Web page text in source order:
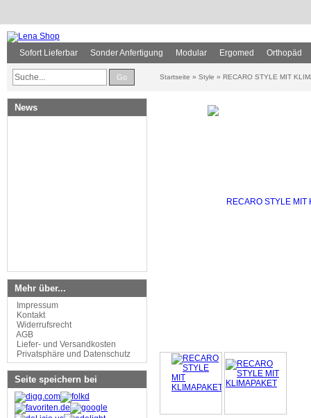
Sofort Lieferbar Sonder Anfertigung Modular Ergomed Orthopäd
Go Startseite » Style » RECARO STYLE MIT
News
Mehr über...
Impressum
Kontakt
Widerrufsrecht
AGB
Liefer- und Versandkosten
Privatsphäre und Datenschutz
Seite speichern bei